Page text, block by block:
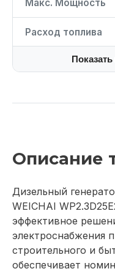
Макс. Мощность
Расход топлива
Описание
Дизельный
WEICHAI
эффективное
электроснабжения
строительного и
обеспечивает